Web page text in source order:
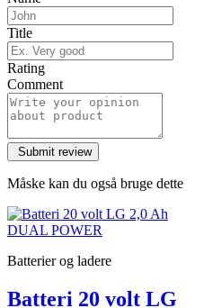
Title
Rating
Comment
Måske kan du også bruge dette
Batterier og ladere
Batteri 20 volt LG